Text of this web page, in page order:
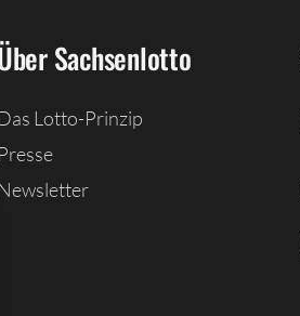
Sachsenlotto
Das Lotto-Prinzip
Presse
Newsletter